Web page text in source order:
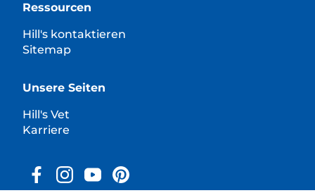
Ressourcen
Hill's kontaktieren
Sitemap
Unsere Seiten
Hill's Vet
Karriere